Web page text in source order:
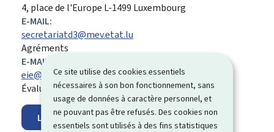
Ce site utilise des cookies essentiels
nécessaires à son bon fonctionnement, sans
usage de données à caractère personnel, et
ne pouvant pas être refusés. Des cookies non
essentiels sont utilisés à des fins statistiques
ADRESSE
:
4, place de l'Europe L-1499 Luxembourg
E-MAIL:
secretariatd3@mev.etat.lu
Agréments
E-MAIL:
eie@mev.etat.lu
Évalution des incidences sur l'environnement (EIE)
Localisez sur la carte